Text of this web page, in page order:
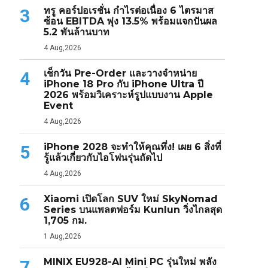
3
ทรู คอร์ปอเรชั่น กำไรต่อเนื่อง 6 ไตรมาส
ซ้อน EBITDA พุ่ง 13.5% พร้อมแจกปันผล
5.2 พันล้านบาท
4 Aug,2026
4
เช็กวัน Pre-Order และวางจำหน่าย
iPhone 18 Pro กับ iPhone Ultra ปี
2026 พร้อมวิเคราะห์รูปแบบงาน Apple
Event
4 Aug,2026
5
iPhone 2028 จะทำให้คุณทึ่ง! เผย 6 สิ่งที่
รู้แล้วเกี่ยวกับไอโฟนรุ่นถัดไป
4 Aug,2026
6
Xiaomi เปิดโลก SUV ใหม่ SkyNomad
Series บนแพลตฟอร์ม Kunlun วิ่งไกลสุด
1,705 กม.
1 Aug,2026
MINIX EU928-AI Mini PC รุ่นใหม่ พลัง